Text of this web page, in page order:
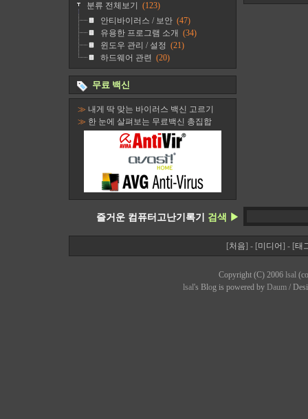
분류 전체보기
(123)
안티바이러스 / 보안 (47)
유용한 프로그램 소개 (34)
윈도우 관리 / 설정 (21)
하드웨어 관련 (20)
무료 백신
≫ 내게 딱 맞는 바이러스 백신 고르기
≫ 한 눈에 살펴보는 무료백신 총집합
즐거운 컴퓨터고난기록기 검색 ▶
[처음] - [미디어] - [태
Copyright (C) 2006 lsal
lsal's Blog is powered by Daum/